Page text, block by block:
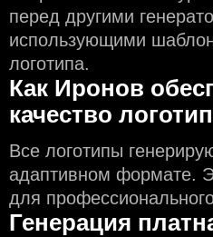
перед другими
использующими
логотипа.
Как Иронов
качество
Все логотипы
адаптивном формате.
для
Генерация